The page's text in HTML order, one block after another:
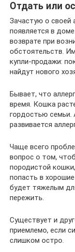
Отдать или
Зачастую о своей
появляется в
возврате при
обстоятельств.
купли-продажи:
найдут нового
Бывает, что
время. Кошка
гордостью семьи.
развивается
Чаще всего
вопрос о том,
породистой
попасть в
будет тяжелым
пережить.
Существует и
приемлемо, если
слишком остро.